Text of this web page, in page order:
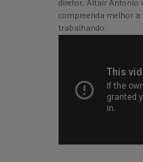
diretor, Altair Antonio
compreenda melhor
trabalhando: